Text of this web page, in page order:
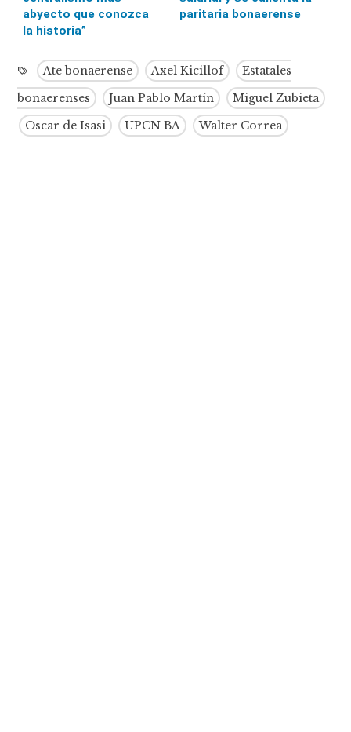
abyecto que conozca
la historia”
paritaria bonaerense
Ate bonaerense Axel Kicillof
Estatales
bonaerenses
Juan Pablo Martín
Miguel Zubieta
Oscar de Isasi
UPCN BA Walter Correa